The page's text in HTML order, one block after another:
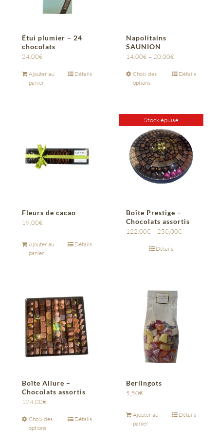
Étui plumier – 24
chocolats
24,00€
Ajouter au
panier
Détails
Napolitains
SAUNION
14,00€ – 20,00€
Choix des
options
Détails
Fleurs de cacao
19,00€
Ajouter au
panier
Détails
Stock épuisé
Boîte Prestige –
Chocolats assortis
122,00€ – 250,00€
Détails
Boîte Allure –
Chocolats assortis
124,00€
Choix des
options
Détails
Berlingots
5,50€
Ajouter au
panier
Détails